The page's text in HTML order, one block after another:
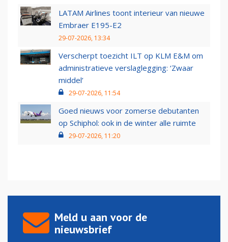
LATAM Airlines toont interieur van nieuwe
Embraer E195-E2
29-07-2026, 13:34
Verscherpt toezicht ILT op KLM E&M om
administratieve verslaglegging: ‘Zwaar
middel’
29-07-2026, 11:54
Goed nieuws voor zomerse debutanten
op Schiphol: ook in de winter alle ruimte
29-07-2026, 11:20
Meld u aan voor de
nieuwsbrief